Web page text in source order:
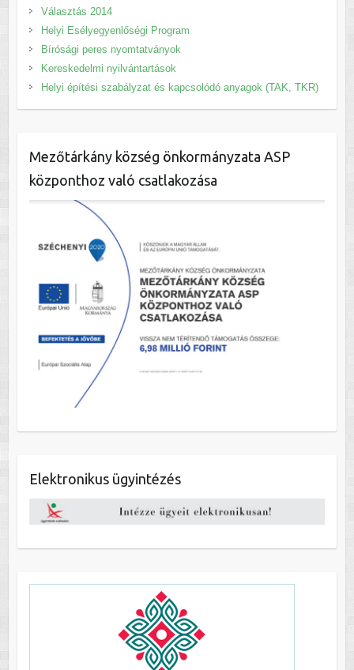
Választás 2014
Helyi Esélyegyenlőségi Program
Bírósági peres nyomtatványok
Kereskedelmi nyilvántartások
Helyi építési szabályzat és kapcsolódó anyagok (TAK, TKR)
Mezőtárkány község önkormányzata ASP
központhoz való csatlakozása
Elektronikus ügyintézés